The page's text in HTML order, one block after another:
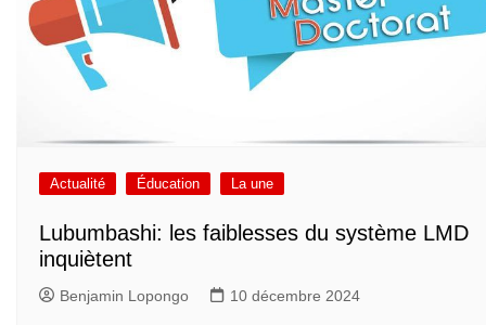
Actualité Éducation La une
Lubumbashi: les faiblesses du système LMD
inquiètent
Benjamin Lopongo 10 décembre 2024